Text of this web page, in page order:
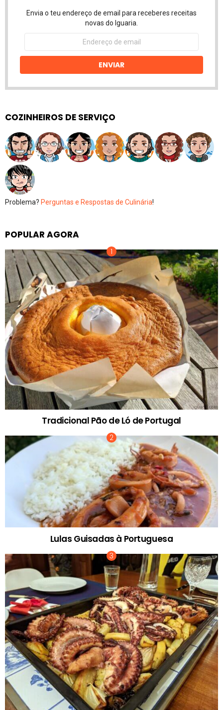
Envia o teu endereço de email para receberes receitas
novas do Iguaria.
Endereço
email
ENVIAR
COZINHEIROS DE SERVIÇO
Problema? Perguntas e Respostas de Culinária!
POPULAR AGORA
Tradicional Pão de Ló de Portugal
Lulas Guisadas à Portuguesa